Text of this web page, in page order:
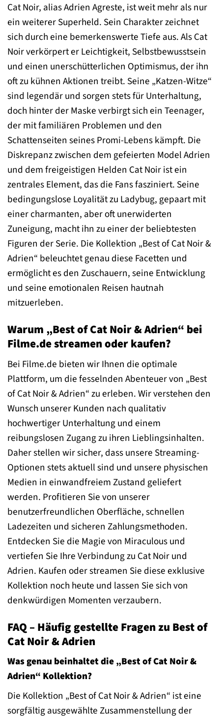
Cat Noir, alias Adrien Agreste, ist weit mehr als nur
ein weiterer Superheld. Sein Charakter zeichnet
sich durch eine bemerkenswerte Tiefe aus. Als Cat
Noir verkörpert er Leichtigkeit, Selbstbewusstsein
und einen unerschütterlichen Optimismus, der ihn
oft zu kühnen Aktionen treibt. Seine „Katzen-Witze“
sind legendär und sorgen stets für Unterhaltung,
doch hinter der Maske verbirgt sich ein Teenager,
der mit familiären Problemen und den
Schattenseiten seines Promi-Lebens kämpft. Die
Diskrepanz zwischen dem gefeierten Model Adrien
und dem freigeistigen Helden Cat Noir ist ein
zentrales Element, das die Fans fasziniert. Seine
bedingungslose Loyalität zu Ladybug, gepaart mit
einer charmanten, aber oft unerwiderten
Zuneigung, macht ihn zu einer der beliebtesten
Figuren der Serie. Die Kollektion „Best of Cat Noir &
Adrien“ beleuchtet genau diese Facetten und
ermöglicht es den Zuschauern, seine Entwicklung
und seine emotionalen Reisen hautnah
mitzuerleben.
Warum „Best of Cat Noir & Adrien“ bei
Filme.de streamen oder kaufen?
Bei Filme.de bieten wir Ihnen die optimale
Plattform, um die fesselnden Abenteuer von „Best
of Cat Noir & Adrien“ zu erleben. Wir verstehen den
Wunsch unserer Kunden nach qualitativ
hochwertiger Unterhaltung und einem
reibungslosen Zugang zu ihren Lieblingsinhalten.
Daher stellen wir sicher, dass unsere Streaming-
Optionen stets aktuell sind und unsere physischen
Medien in einwandfreiem Zustand geliefert
werden. Profitieren Sie von unserer
benutzerfreundlichen Oberfläche, schnellen
Ladezeiten und sicheren Zahlungsmethoden.
Entdecken Sie die Magie von Miraculous und
vertiefen Sie Ihre Verbindung zu Cat Noir und
Adrien. Kaufen oder streamen Sie diese exklusive
Kollektion noch heute und lassen Sie sich von
denkwürdigen Momenten verzaubern.
FAQ – Häufig gestellte Fragen zu Best of
Cat Noir & Adrien
Was genau beinhaltet die „Best of Cat Noir &
Adrien“ Kollektion?
Die Kollektion „Best of Cat Noir & Adrien“ ist eine
sorgfältig ausgewählte Zusammenstellung der